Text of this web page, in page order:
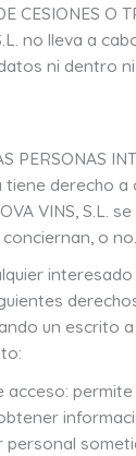
CESIONES O
no lleva a
ni dentro ni
PERSONAS
tiene derecho
VINS, S.L.
o no.
un escrito
acceso:
personal